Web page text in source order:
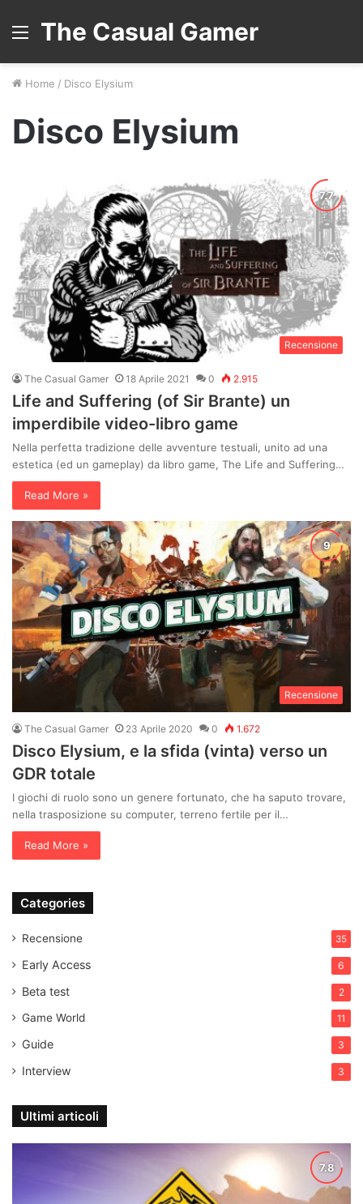
The Casual Gamer
Home / Disco Elysium
Disco Elysium
Recensione
The Casual Gamer 18 Aprile 2021 0 2.915
Life and Suffering (of Sir Brante) un
imperdibile video-libro game
Nella perfetta tradizione delle avventure testuali, unito ad una
estetica (ed un gameplay) da libro game, The Life and Suffering…
Read More »
Recensione
The Casual Gamer 23 Aprile 2020 0 1.672
Disco Elysium, e la sfida (vinta) verso un
GDR totale
I giochi di ruolo sono un genere fortunato, che ha saputo trovare,
nella trasposizione su computer, terreno fertile per il…
Read More »
Categories
Recensione 35
Early Access 6
Beta test 2
Game World 11
Guide 3
Interview 3
Ultimi articoli